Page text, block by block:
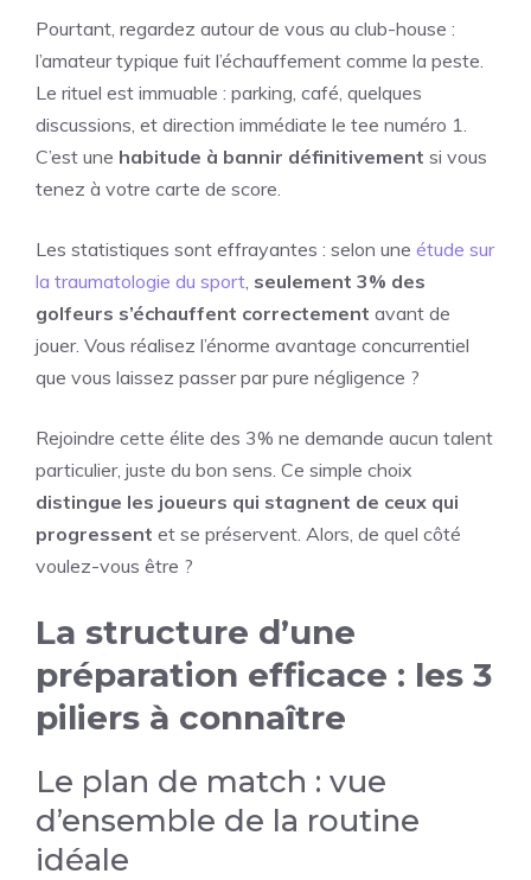
Pourtant, regardez autour de vous au club-house :
l’amateur typique fuit l’échauffement comme la peste.
Le rituel est immuable : parking, café, quelques
discussions, et direction immédiate le tee numéro 1.
C’est une habitude à bannir définitivement si vous
tenez à votre carte de score.
Les statistiques sont effrayantes : selon une étude sur
la traumatologie du sport seulement 3% des
golfeurs s’échauffent correctement avant de
jouer. Vous réalisez l’énorme avantage concurrentiel
que vous laissez passer par pure négligence ?
Rejoindre cette élite des 3% ne demande aucun talent
particulier, juste du bon sens. Ce simple choix
distingue les joueurs qui stagnent de ceux qui
progressent et se préservent. Alors, de quel côté
voulez-vous être ?
La structure d’une
préparation efficace : les 3
piliers à connaître
Le plan de match : vue
d’ensemble de la routine
idéale